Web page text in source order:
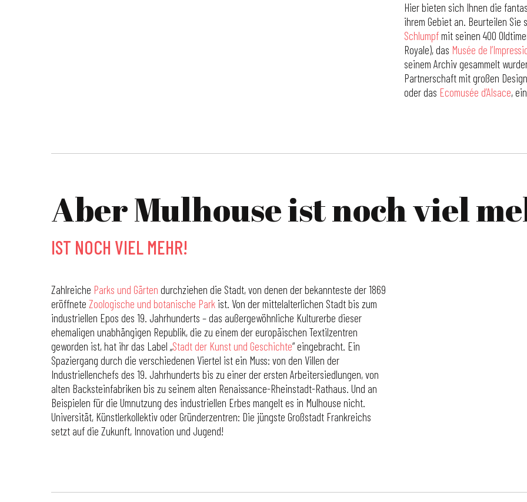
Hier bieten sich Ihnen die
ihrem Gebiet an. Beurteilen Sie
Schlumpf mit seinen 400
Royale), das Musée de
seinem Archiv gesammelt
Partnerschaft mit großen
oder das Ecomusée d’Alsace,
Aber Mulhouse ist noch viel
IST NOCH VIEL MEHR!
Zahlreiche Parks und Gärten durchziehen die Stadt, von denen der bekannteste der 1869
eröffnete Zoologische und botanische Park ist. Von der mittelalterlichen Stadt bis zum
industriellen Epos des 19. Jahrhunderts – das außergewöhnliche Kulturerbe dieser
ehemaligen unabhängigen Republik, die zu einem der europäischen Textilzentren
geworden ist, hat ihr das Label „Stadt der Kunst und Geschichte“ eingebracht. Ein
Spaziergang durch die verschiedenen Viertel ist ein Muss: von den Villen der
Industriellenchefs des 19. Jahrhunderts bis zu einer der ersten Arbeitersiedlungen, von
alten Backsteinfabriken bis zu seinem alten Renaissance-Rheinstadt-Rathaus. Und an
Beispielen für die Umnutzung des industriellen Erbes mangelt es in Mulhouse nicht.
Universität, Künstlerkollektiv oder Gründerzentren: Die jüngste Großstadt Frankreichs
setzt auf die Zukunft, Innovation und Jugend!